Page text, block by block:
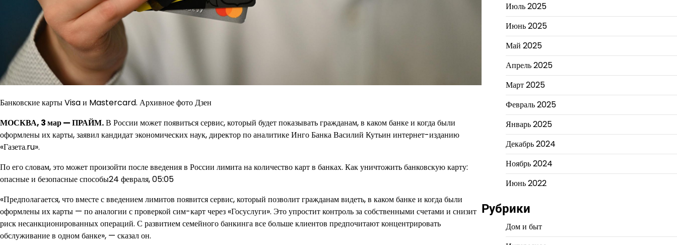
Банковские карты Visa и Mastercard. Архивное фото Дзен
МОСКВА, 3 мар — ПРАЙМ.В России может появиться сервис, который будет показывать гражданам, в каком банке и когда были
оформлены их карты, заявил кандидат экономических наук, директор по аналитике Инго Банка Василий Кутьин интернет-изданию
«Газета.ru».
По его словам, это может произойти после введения в России лимита на количество карт в банках. Как уничтожить банковскую карту:
опасные и безопасные способы24 февраля, 05:05
«Предполагается, что вместе с введением лимитов появится сервис, который позволит гражданам видеть, в каком банке и когда были
оформлены их карты — по аналогии с проверкой сим-карт через «Госуслуги». Это упростит контроль за собственными счетами и снизит
риск несанкционированных операций. С развитием семейного банкинга все больше клиентов предпочитают концентрировать
обслуживание в одном банке», — сказал он.
Июль 2025
Июнь 2025
Май 2025
Апрель 2025
Март 2025
Февраль 2025
Январь 2025
Декабрь 2024
Ноябрь 2024
Июнь 2022
Рубрики
Дом и быт